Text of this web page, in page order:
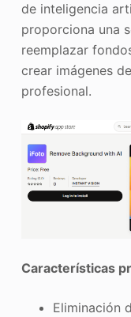
de inteligencia
proporciona una
reemplazar
crear imágenes
profesional.
Características
Eliminación